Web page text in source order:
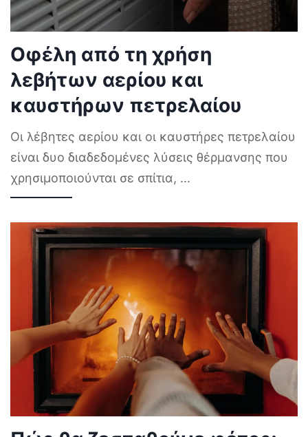
Οφέλη από τη χρήση
λεβήτων αερίου και
καυστήρων πετρελαίου
Οι λέβητες αερίου και οι καυστήρες πετρελαίου
είναι δυο διαδεδομένες λύσεις θέρμανσης που
χρησιμοποιούνται σε σπίτια, ...